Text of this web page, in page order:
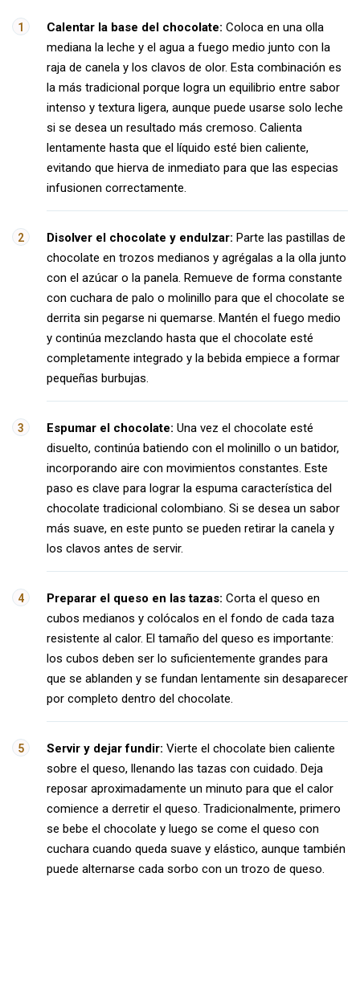
Calentar la base del chocolate: Coloca en una olla
mediana la leche y el agua a fuego medio junto con la
raja de canela y los clavos de olor. Esta combinación es
la más tradicional porque logra un equilibrio entre sabor
intenso y textura ligera, aunque puede usarse solo leche
si se desea un resultado más cremoso. Calienta
lentamente hasta que el líquido esté bien caliente,
evitando que hierva de inmediato para que las especias
infusionen correctamente.
Disolver el chocolate y endulzar: Parte las pastillas de
chocolate en trozos medianos y agrégalas a la olla junto
con el azúcar o la panela. Remueve de forma constante
con cuchara de palo o molinillo para que el chocolate se
derrita sin pegarse ni quemarse. Mantén el fuego medio
y continúa mezclando hasta que el chocolate esté
completamente integrado y la bebida empiece a formar
pequeñas burbujas.
Espumar el chocolate: Una vez el chocolate esté
disuelto, continúa batiendo con el molinillo o un batidor,
incorporando aire con movimientos constantes. Este
paso es clave para lograr la espuma característica del
chocolate tradicional colombiano. Si se desea un sabor
más suave, en este punto se pueden retirar la canela y
los clavos antes de servir.
Preparar el queso en las tazas: Corta el queso en
cubos medianos y colócalos en el fondo de cada taza
resistente al calor. El tamaño del queso es importante:
los cubos deben ser lo suficientemente grandes para
que se ablanden y se fundan lentamente sin desaparecer
por completo dentro del chocolate.
Servir y dejar fundir: Vierte el chocolate bien caliente
sobre el queso, llenando las tazas con cuidado. Deja
reposar aproximadamente un minuto para que el calor
comience a derretir el queso. Tradicionalmente, primero
se bebe el chocolate y luego se come el queso con
cuchara cuando queda suave y elástico, aunque también
puede alternarse cada sorbo con un trozo de queso.